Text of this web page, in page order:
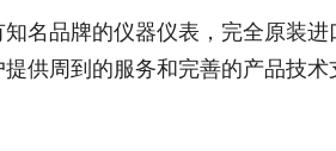
名品牌的仪器仪表，完全原装
供周到的服务和完善的产品技术